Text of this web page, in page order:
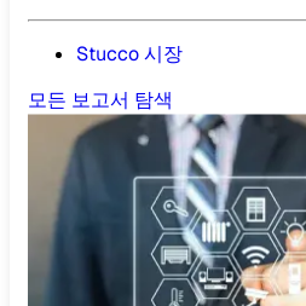
Stucco 시장
모든 보고서 탐색